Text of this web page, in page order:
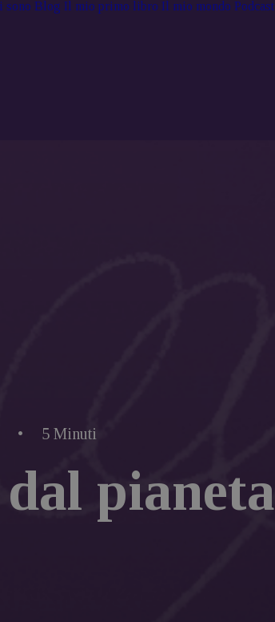
sono Blog Il mio primo libro Il mio mondo Podcast
• 5 Minuti